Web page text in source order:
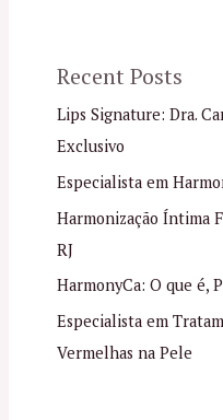
Recent Posts
Lips Signature: Dra.
Exclusivo
Especialista em
Harmonização Íntima
RJ
HarmonyCa: O que é,
Especialista em
Vermelhas na Pele